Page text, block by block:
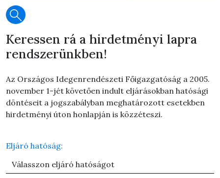
Keressen rá a hirdetményi lapra
rendszerünkben!
Az Országos Idegenrendészeti Főigazgatóság a 2005.
november 1-jét követően indult eljárásokban hatósági
döntéseit a jogszabályban meghatározott esetekben
hirdetményi úton honlapján is közzéteszi.
Eljáró hatóság: